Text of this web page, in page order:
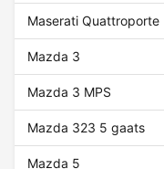
Maserati Quattroporte
Mazda 3
Mazda 3 MPS
Mazda 323 5 gaats
Mazda 5